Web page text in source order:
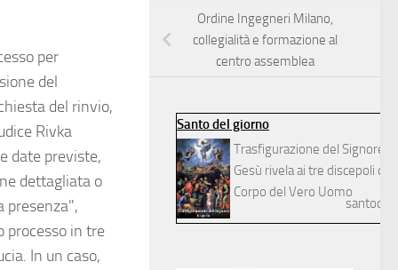
per
del
del rinvio,
Rivka
date previste,
dettagliata o
presenza",
processo in tre
In un caso,
Ordine Ingegneri Milano,
collegialità e formazione al
centro assemblea
Santo del giorno
Trasfigurazione del Signore
Gesù rivela ai tre discepoli
Corpo del Vero Uomo